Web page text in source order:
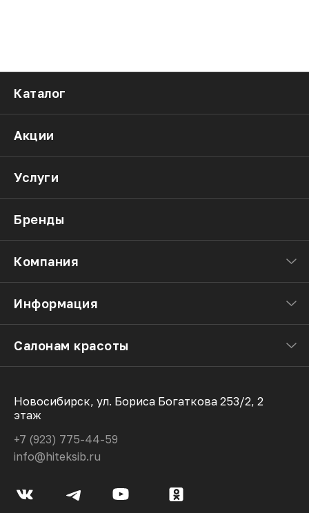
Каталог
Акции
Услуги
Бренды
Компания
Информация
Салонам красоты
Новосибирск, ул. Бориса Богаткова 253/2, 2
этаж
+7 (923) 775-44-59
info@hiteksib.ru